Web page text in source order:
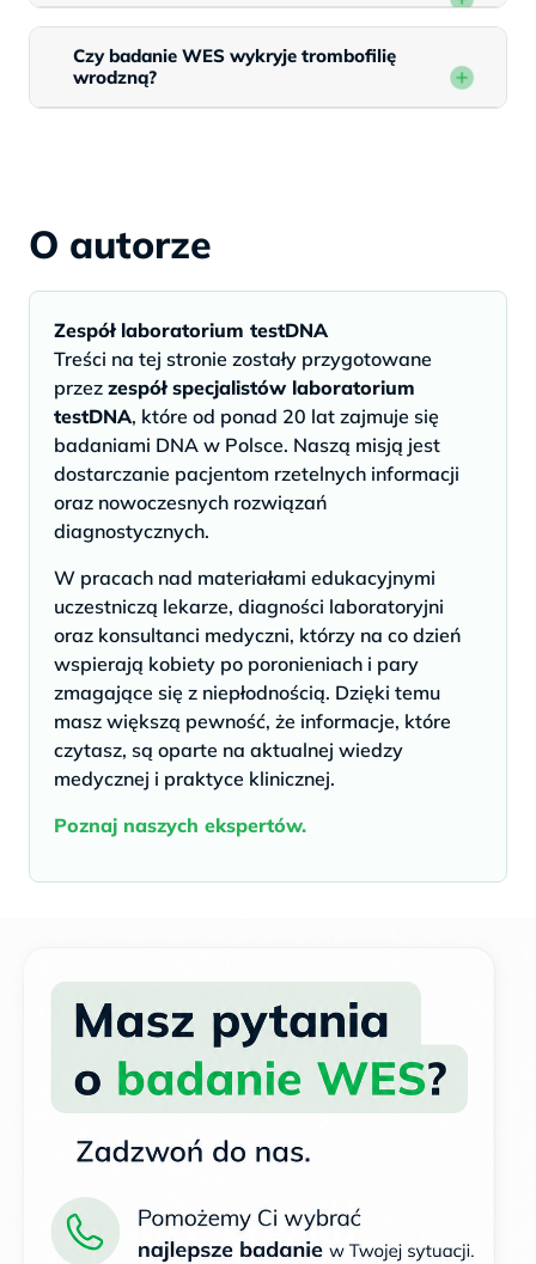
Czy badanie WES wykryje trombofilię
wrodzną?
O autorze
Zespół laboratorium testDNA
Treści na tej stronie zostały przygotowane
przez zespół specjalistów laboratorium
testDNA, które od ponad 20 lat zajmuje się
badaniami DNA w Polsce. Naszą misją jest
dostarczanie pacjentom rzetelnych informacji
oraz nowoczesnych rozwiązań
diagnostycznych.
W pracach nad materiałami edukacyjnymi
uczestniczą lekarze, diagności laboratoryjni
oraz konsultanci medyczni, którzy na co dzień
wspierają kobiety po poronieniach i pary
zmagające się z niepłodnością. Dzięki temu
masz większą pewność, że informacje, które
czytasz, są oparte na aktualnej wiedzy
medycznej i praktyce klinicznej.
Poznaj naszych ekspertów.